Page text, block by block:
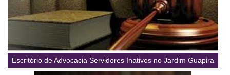
Escritório de Advocacia Servidores Inativos no Jardim Guapira